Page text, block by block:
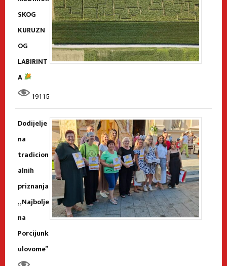
SKOG
KURUZN
OG
LABIRINT
A
19115
Dodijelje
na
tradicion
alnih
priznanja
„Najbolje
na
Porcijunk
ulovome”